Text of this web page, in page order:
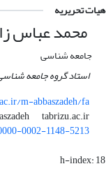
هیات تحریریه
محمد عباس
جامعه شناسی
استاد گروه جامعه
m-abbaszadeh/fa
m-abbaszadeh
tabrizu.ac.ir
0002-1148-5213
h-index:18